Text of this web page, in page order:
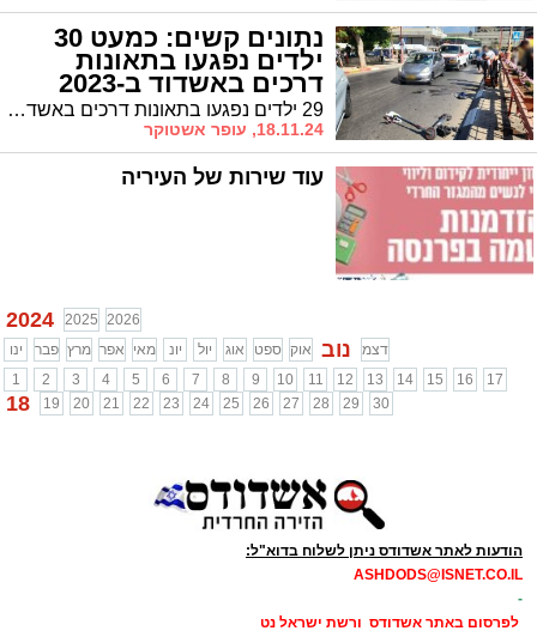
נתונים קשים: כמעט 30
ילדים נפגעו בתאונות
דרכים באשדוד ב-2023
29 ילדים נפגעו בתאונות דרכים באשדוד בשנת 2023, כך עולה מנתונים שפרסמה היום עמותת אור ירוק לרגל יום הילד הבינלאומי. מתוך הנפגעים, ילד אחד נהרג ושלושה נפצעו באורח קשה
18.11.24, עופר אשטוקר
עוד שירות של העיריה
2024 2025 2026
ינו
פבר מרץ אפר מאי יונ יול אוג ספט אוק נוב
דצמ
1
2 3 4 5 6 7 8 9 10 11 12 13 14 15 16 17
18 19 20 21 22 23 24 25 26 27 28 29 30
הודעות לאתר אשדודס ניתן לשלוח בדוא"ל:
ASHDODS@ISNET.CO.IL
-
לפרסום באתר אשדודס ורשת ישראל נט